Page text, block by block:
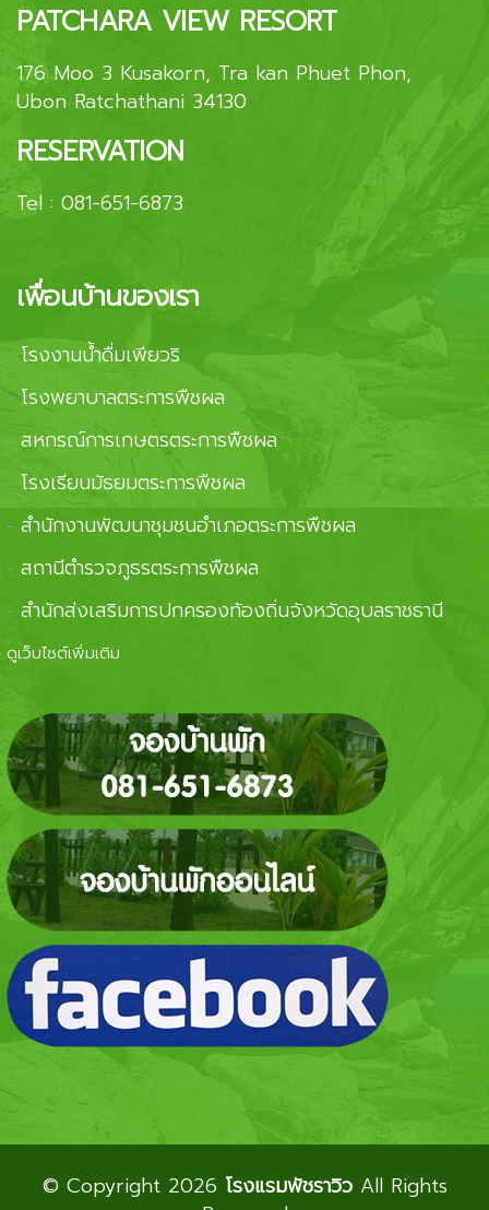
PATCHARA VIEW RESORT
176 Moo 3 Kusakorn, Tra kan Phuet Phon,
Ubon Ratchathani 34130
RESERVATION
Tel : 081-651-6873
เพื่อนบ้านของเรา
-โรงงานน้ำดื่มเพียวริ
- โรงพยาบาลตระการพืชผล
- สหกรณ์การเกษตรตระการพืชผล
- โรงเรียนมัธยมตระการพืชผล
- สำนักงานพัฒนาชุมชนอำเภอตระการพืชผล
- สถานีตำรวจภูธรตระการพืชผล
- สำนักส่งเสริมการปกครองท้องถิ่นจังหวัดอุบลราชธานี
ดูเว็บไซต์เพิ่มเติม
© Copyright 2026 โรงแรมพัชราวิวAll Rights